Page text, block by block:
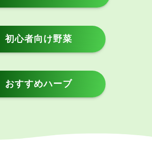
初心者向け野菜
おすすめハーブ